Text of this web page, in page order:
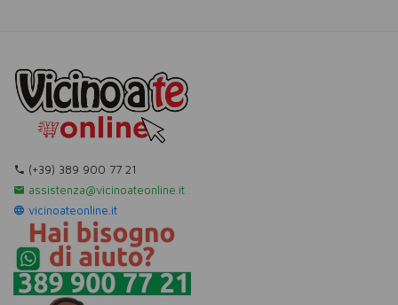
(+39) 389 900 77 21
assistenza@vicinoateonline.it
vicinoateonline.it